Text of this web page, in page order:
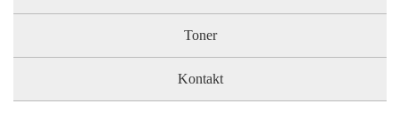
Toner
Kontakt